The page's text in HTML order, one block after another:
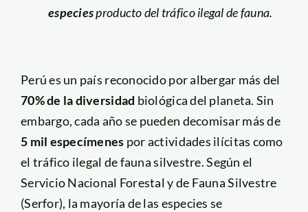
especiesproducto del tráfico ilegal de fauna.
Perú es un país reconocido por albergar más del
70% de la diversidad biológica del planeta. Sin
embargo, cada año se pueden decomisar más de
5 mil especímenes por actividades ilícitas como
el tráfico ilegal de fauna silvestre. Según el
Servicio Nacional Forestal y de Fauna Silvestre
(Serfor), la mayoría de las especies se